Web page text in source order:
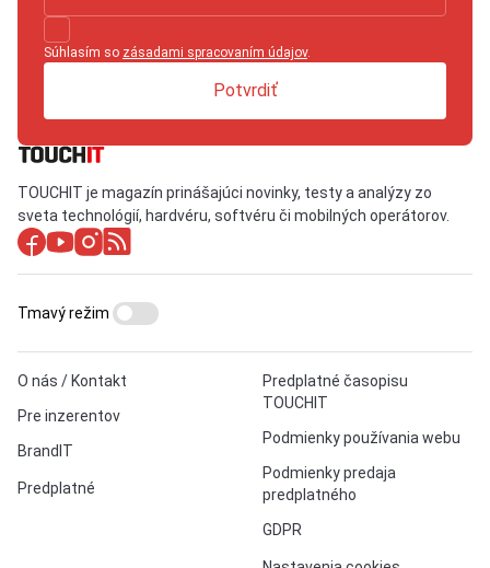
Súhlasím so zásadami spracovaním údajov.
Potvrdiť
TOUCHIT je magazín prinášajúci novinky, testy a analýzy zo
sveta technológií, hardvéru, softvéru či mobilných operátorov.
O nás / Kontakt
Pre inzerentov
BrandIT
Predplatné
Predplatné časopisu
TOUCHIT
Podmienky používania webu
Podmienky predaja
predplatného
GDPR
Tmavý režim